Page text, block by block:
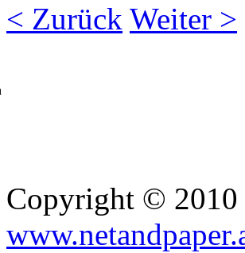
< Zurück Weiter >
Copyright © 2010